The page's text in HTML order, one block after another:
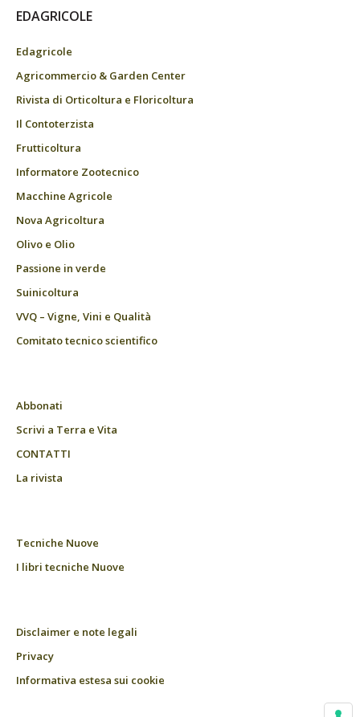
EDAGRICOLE
Edagricole
Agricommercio & Garden Center
Rivista di Orticoltura e Floricoltura
Il Contoterzista
Frutticoltura
Informatore Zootecnico
Macchine Agricole
Nova Agricoltura
Olivo e Olio
Passione in verde
Suinicoltura
VVQ – Vigne, Vini e Qualità
Comitato tecnico scientifico
Abbonati
Scrivi a Terra e Vita
CONTATTI
La rivista
Tecniche Nuove
I libri tecniche Nuove
Disclaimer e note legali
Privacy
Informativa estesa sui cookie